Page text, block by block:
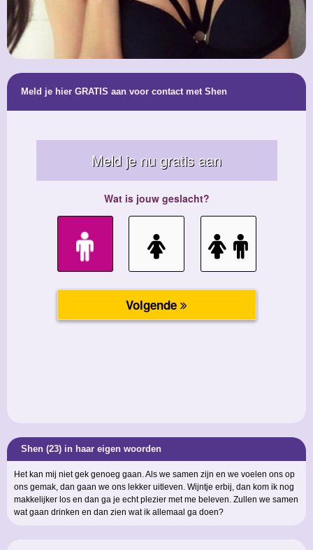
Meld je hier GRATIS aan voor contact met Shen
Shen (23) in haar eigen woorden
Het kan mij niet gek genoeg gaan. Als we samen zijn en we voelen ons op
ons gemak, dan gaan we ons lekker uitleven. Wijntje erbij, dan kom ik nog
makkelijker los en dan ga je echt plezier met me beleven. Zullen we samen
wat gaan drinken en dan zien wat ik allemaal ga doen?